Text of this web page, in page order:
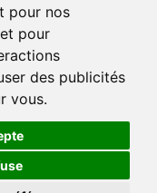
pour nos
pour
des publicités
vous.
2023
du site